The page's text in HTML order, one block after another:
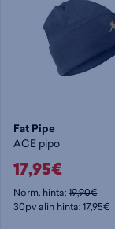
Fat Pipe
ACE pipo
17,95€
Norm. hinta:19,90€
30pv alin hinta: 17,95€